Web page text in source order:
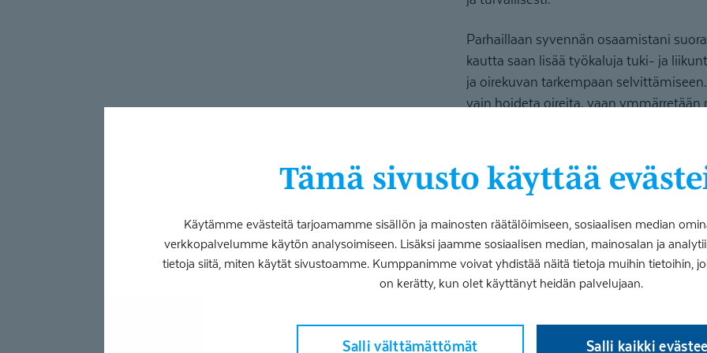
Tämä sivusto käyttää
Käytämme evästeitä tarjoamamme sisällön ja mainosten räätälöimiseen, sosiaalisen median
verkkopalvelumme käytön analysoimiseen. Lisäksi jaamme sosiaalisen median, mainosalan ja
tietoja siitä, miten käytät sivustoamme. Kumppanimme voivat yhdistää näitä tietoja muihin tietoihin,
on kerätty, kun olet käyttänyt heidän palvelujaan.
Salli välttämättömät Salli kaikki
Parhaillaan syvennän osaamistani
kautta saan lisää työkaluja tuki- ja
ja oirekuvan tarkempaan
vain hoideta oireita, vaan
tulla juuri sellaisena kuin on, missä
sinun omat mieltymyksesi, tavoitteesi
Koulutukset
Kipufysioterapian koulutuskokonaisuus